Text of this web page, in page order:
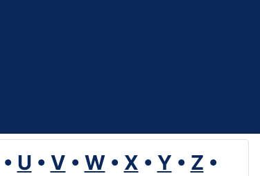
U • V • W• X • Y • Z •